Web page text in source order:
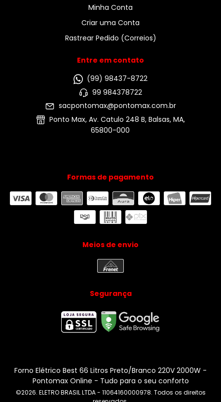
Minha Conta
Criar uma Conta
Rastrear Pedido (Correios)
Entre em contato
(99) 98437-8722
99 984378722
sacpontomax@pontomax.com.br
Ponto Max, Av. Catulo 248 B, Balsas, MA,
65800-000
Formas de pagamento
Meios de envio
Segurança
Forno Elétrico Best 66 Litros Preto/Branco 220V 2000W -
Pontomax Online - Tudo para o seu conforto
©2026. ELETRO BRASIL LTDA - 11064160000978. Todos os direitos